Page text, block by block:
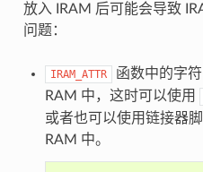
放入 IRAM 后可能会导致
问题：
IRAM_ATTR
函数中的字
RAM 中，这时可以使用
或者也可以使用链接器
RAM 中。